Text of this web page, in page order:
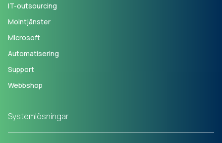
IT-outsourcing
Molntjänster
Microsoft
Automatisering
Support
Webbshop
Systemlösningar